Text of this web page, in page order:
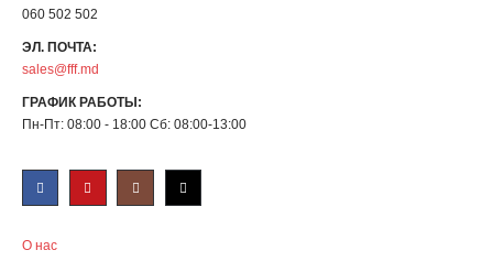
060 502 502
ЭЛ. ПОЧТА:
sales@fff.md
ГРАФИК РАБОТЫ:
Пн-Пт: 08:00 - 18:00 Сб: 08:00-13:00
О нас